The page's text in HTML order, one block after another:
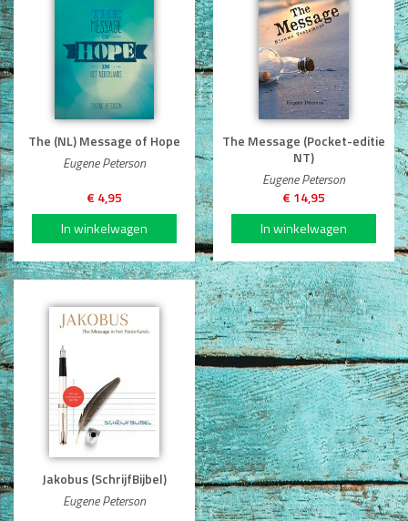
Kinderboeken
Kinderbijbels
Voorlezen
Zelf lezen
Doeboeken
Alle producten
Gideonietjes
Dagboeken
Gebed
Bijbel en Wetenschap
Alphacursus
Vervolgde kerk
Evangelisatie en Zending
Kerk en Israël
The (NL) Message of Hope
Eugene Peterson
€ 4,95
The Message (Pocket-editie
NT)
Eugene Peterson
€ 14,95
Jakobus (SchrijfBijbel)
Eugene Peterson